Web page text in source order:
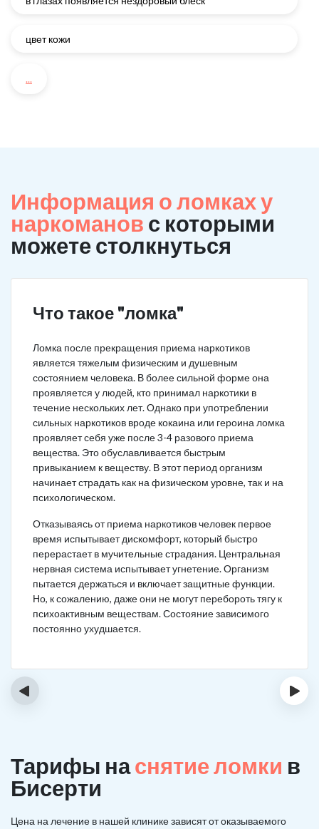
цвет кожи
...
Информация о ломках у
наркоманов с которыми
можете столкнуться
Что такое "ломка"
Ломка после прекращения приема наркотиков
является тяжелым физическим и душевным
состоянием человека. В более сильной форме она
проявляется у людей, кто принимал наркотики в
течение нескольких лет. Однако при употреблении
сильных наркотиков вроде кокаина или героина ломка
проявляет себя уже после 3-4 разового приема
вещества. Это обуславливается быстрым
привыканием к веществу. В этот период организм
начинает страдать как на физическом уровне, так и на
психологическом.
Отказываясь от приема наркотиков человек первое
время испытывает дискомфорт, который быстро
перерастает в мучительные страдания. Центральная
нервная система испытывает угнетение. Организм
пытается держаться и включает защитные функции.
Но, к сожалению, даже они не могут перебороть тягу к
психоактивным веществам. Состояние зависимого
постоянно ухудшается.
‹ ›
Тарифы наснятие ломки в
Бисерти
Цена на лечение в нашей клинике зависят от оказываемого